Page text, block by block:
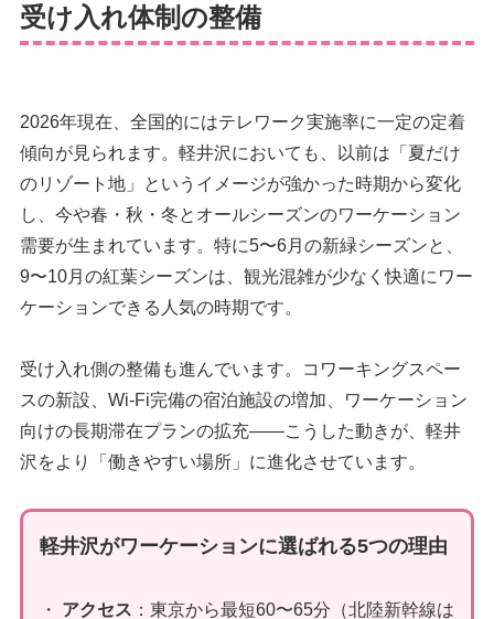
受け入れ体制の整備
2026年現在、全国的にはテレワーク実施率に一定の定着
傾向が見られます。軽井沢においても、以前は「夏だけ
のリゾート地」というイメージが強かった時期から変化
し、今や春・秋・冬とオールシーズンのワーケーション
需要が生まれています。特に5〜6月の新緑シーズンと、
9〜10月の紅葉シーズンは、観光混雑が少なく快適にワー
ケーションできる人気の時期です。
受け入れ側の整備も進んでいます。コワーキングスペー
スの新設、Wi-Fi完備の宿泊施設の増加、ワーケーション
向けの長期滞在プランの拡充——こうした動きが、軽井
沢をより「働きやすい場所」に進化させています。
軽井沢がワーケーションに選ばれる5つの理由
・ アクセス ：東京から最短60〜65分（北陸新幹線は